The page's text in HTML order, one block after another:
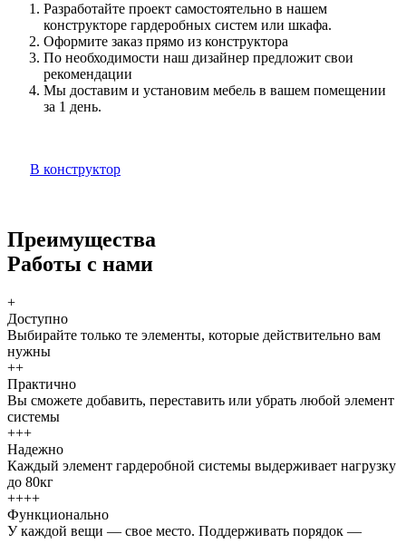
Разработайте проект самостоятельно в нашем
конструкторе гардеробных систем или шкафа.
Оформите заказ прямо из конструктора
По необходимости наш дизайнер предложит свои
рекомендации
Мы доставим и установим мебель в вашем помещении
за 1 день.
В конструктор
Преимущества
Работы с нами
+
Доступно
Выбирайте только те элементы, которые действительно вам
нужны
++
Практично
Вы сможете добавить, переставить или убрать любой элемент
системы
+++
Надежно
Каждый элемент гардеробной системы выдерживает нагрузку
до 80кг
++++
Функционально
У каждой вещи — свое место. Поддерживать порядок —